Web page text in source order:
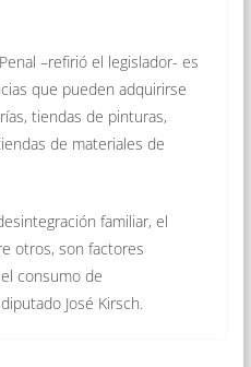
–refirió el legislador- es
que pueden adquirirse
tiendas de pinturas,
de materiales de
familiar, el
otros, son factores
consumo de
José Kirsch.